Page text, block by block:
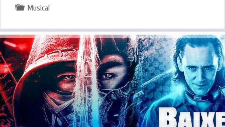
Musical
.